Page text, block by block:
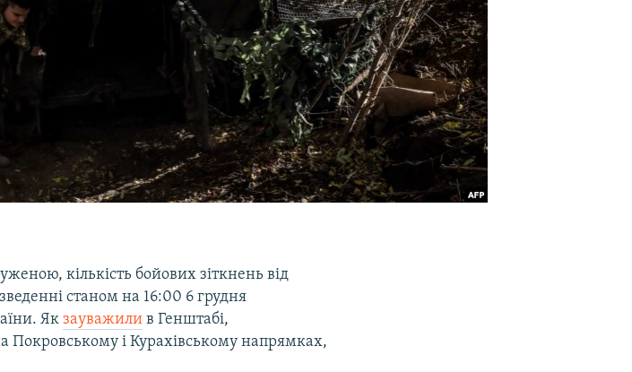
кількість бойових зіткнень від
станом на 16:00 6 грудня
Якзауважили в Генштабі,
Покровському і Курахівському напрямках,